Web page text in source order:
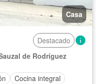
Casa
Destacado
de Rodríguez
Cocina integral